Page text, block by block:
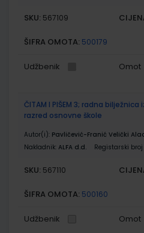
SKU: 567109
ŠIFRA OMOTA: 500179
Udžbenik Omot
ČITAM I PIŠEM 3; radna
razred osnovne škole
Autor(i): Pavličević-Franić Velički
Nakladnik: ALFA d.d. Registarski
SKU: 567110
ŠIFRA OMOTA: 500160
Udžbenik Omot